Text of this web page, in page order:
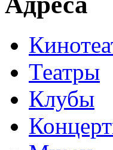
Театры
Клубы